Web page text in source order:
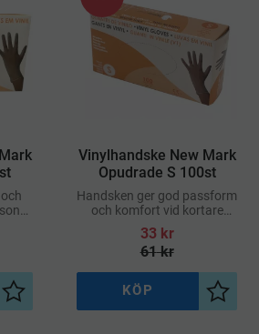
Lägg till i önskelista
​Vinylhandske New Mark
Opudrade S 100st
Handsken ger god passform
och komfort vid kortare
arbetsmoment och är enkel
att ta på och av
33 kr
61kr
Lägg
KÖP